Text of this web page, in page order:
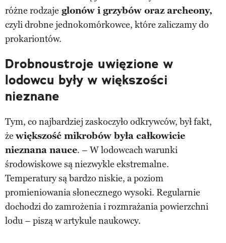
różne rodzaje glonów i grzybów oraz archeony,
czyli drobne jednokomórkowce, które zaliczamy do
prokariontów.
Drobnoustroje uwięzione w
lodowcu były w większości
nieznane
Tym, co najbardziej zaskoczyło odkrywców, był fakt,
że większość mikrobów była całkowicie
nieznana nauce. – W lodowcach warunki
środowiskowe są niezwykle ekstremalne.
Temperatury są bardzo niskie, a poziom
promieniowania słonecznego wysoki. Regularnie
dochodzi do zamrożenia i rozmrażania powierzchni
lodu – piszą w artykule naukowcy.